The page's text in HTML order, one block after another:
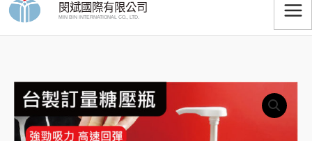
跳
閔斌國際有限公司
MIN BIN INTERNATIONAL CO., LTD.
價
式